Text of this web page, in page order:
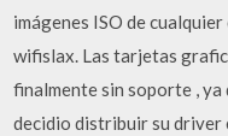
imágenes ISO de
wifislax. Las tarjetas
finalmente sin soporte , ya
decidio distribuir su driver